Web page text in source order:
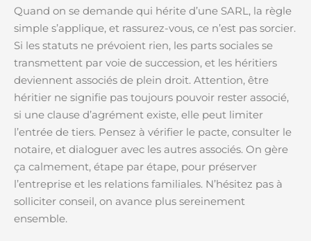
Quand on se demande qui hérite d’une SARL, la règle
simple s’applique, et rassurez-vous, ce n’est pas sorcier.
Si les statuts ne prévoient rien, les parts sociales se
transmettent par voie de succession, et les héritiers
deviennent associés de plein droit. Attention, être
héritier ne signifie pas toujours pouvoir rester associé,
si une clause d’agrément existe, elle peut limiter
l’entrée de tiers. Pensez à vérifier le pacte, consulter le
notaire, et dialoguer avec les autres associés. On gère
ça calmement, étape par étape, pour préserver
l’entreprise et les relations familiales. N’hésitez pas à
solliciter conseil, on avance plus sereinement
ensemble.